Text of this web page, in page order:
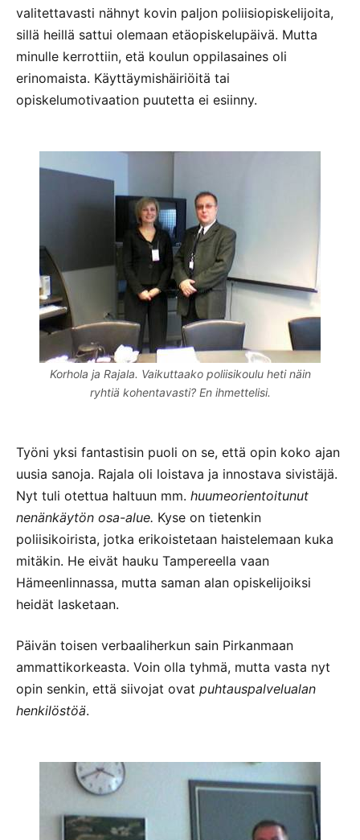
valitettavasti nähnyt kovin paljon poliisiopiskelijoita,
sillä heillä sattui olemaan etäopiskelupäivä. Mutta
minulle kerrottiin, etä koulun oppilasaines oli
erinomaista. Käyttäymishäiriöitä tai
opiskelumotivaation puutetta ei esiinny.
Korhola ja Rajala. Vaikuttaako poliisikoulu heti näin
ryhtiä kohentavasti? En ihmettelisi.
Työni yksi fantastisin puoli on se, että opin koko ajan
uusia sanoja. Rajala oli loistava ja innostava sivistäjä.
Nyt tuli otettua haltuun mm. huumeorientoitunut
nenänkäytön osa-alue. Kyse on tietenkin
poliisikoirista, jotka erikoistetaan haistelemaan kuka
mitäkin. He eivät hauku Tampereella vaan
Hämeenlinnassa, mutta saman alan opiskelijoiksi
heidät lasketaan.
Päivän toisen verbaaliherkun sain Pirkanmaan
ammattikorkeasta. Voin olla tyhmä, mutta vasta nyt
opin senkin, että siivojat ovat puhtauspalvelualan
henkilöstöä.